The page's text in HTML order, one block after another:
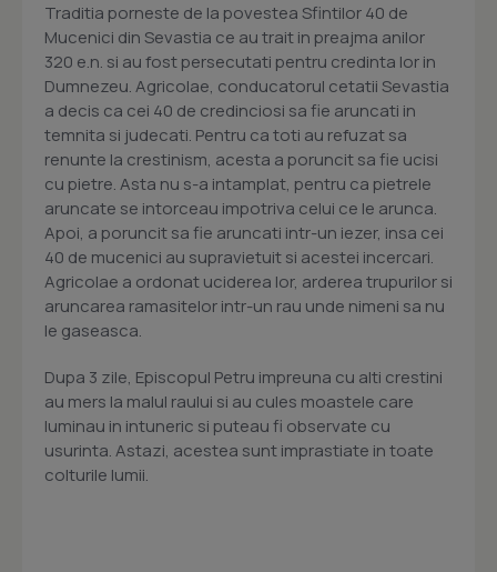
Traditia porneste de la povestea Sfintilor 40 de
Mucenici din Sevastia ce au trait in preajma anilor
320 e.n. si au fost persecutati pentru credinta lor in
Dumnezeu. Agricolae, conducatorul cetatii Sevastia
a decis ca cei 40 de credinciosi sa fie aruncati in
temnita si judecati. Pentru ca toti au refuzat sa
renunte la crestinism, acesta a poruncit sa fie ucisi
cu pietre. Asta nu s-a intamplat, pentru ca pietrele
aruncate se intorceau impotriva celui ce le arunca.
Apoi, a poruncit sa fie aruncati intr-un iezer, insa cei
40 de mucenici au supravietuit si acestei incercari.
Agricolae a ordonat uciderea lor, arderea trupurilor si
aruncarea ramasitelor intr-un rau unde nimeni sa nu
le gaseasca.
Dupa 3 zile, Episcopul Petru impreuna cu alti crestini
au mers la malul raului si au cules moastele care
luminau in intuneric si puteau fi observate cu
usurinta. Astazi, acestea sunt imprastiate in toate
colturile lumii.